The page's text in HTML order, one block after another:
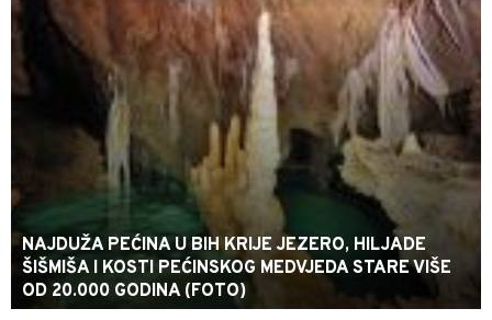
NAJDUŽA PEĆINA U BIH KRIJE JEZERO, HILJADE
ŠIŠMIŠA I KOSTI PEĆINSKOG MEDVJEDA STARE VIŠE
OD 20.000 GODINA (FOTO)